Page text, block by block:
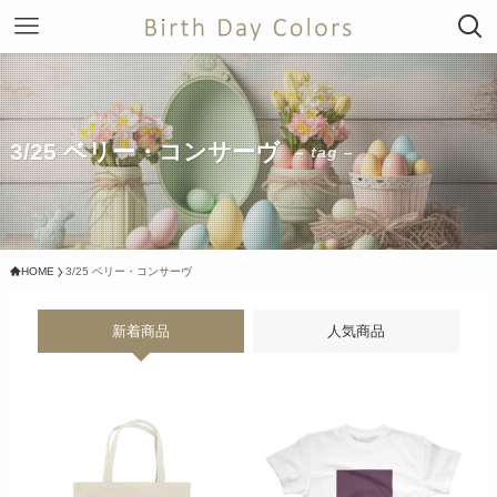
3/25 ベリー・コンサーヴ – tag –
HOME 3/25 ベリー・コンサーヴ
新着商品 人気商品